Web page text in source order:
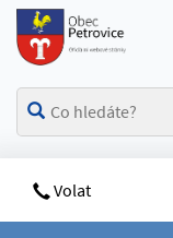
Volat